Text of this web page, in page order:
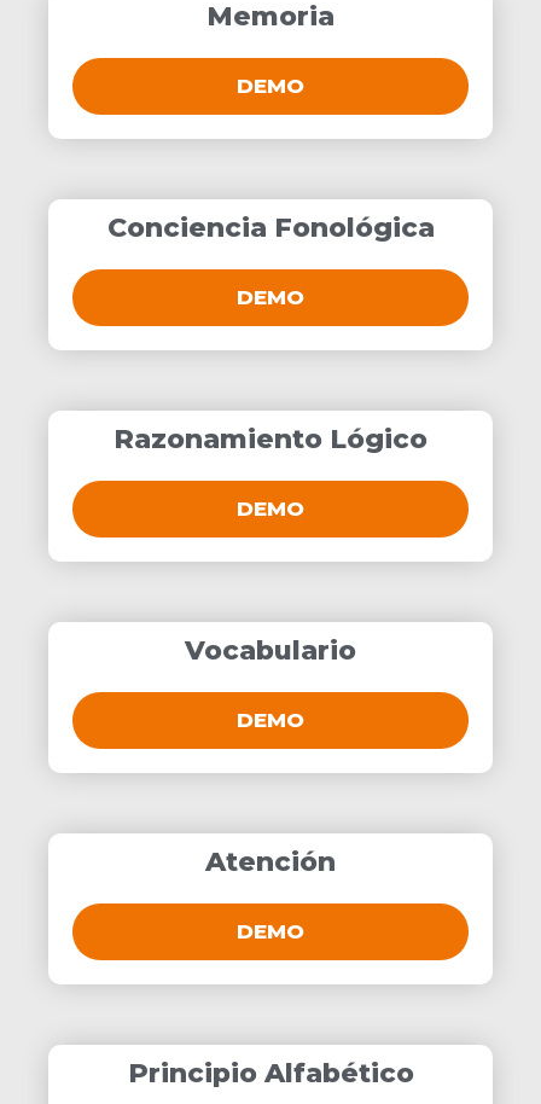
Memoria
DEMO
Conciencia Fonológica
DEMO
Razonamiento Lógico
DEMO
Vocabulario
DEMO
Atención
DEMO
Principio Alfabético